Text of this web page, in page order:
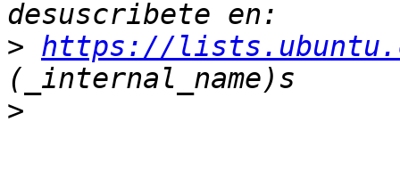
> https://
>